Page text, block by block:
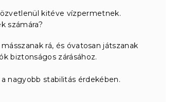
kitéve vízpermetnek.
számára?
rá, és óvatosan játszanak
biztonságos zárásához.
nagyobb stabilitás érdekében.